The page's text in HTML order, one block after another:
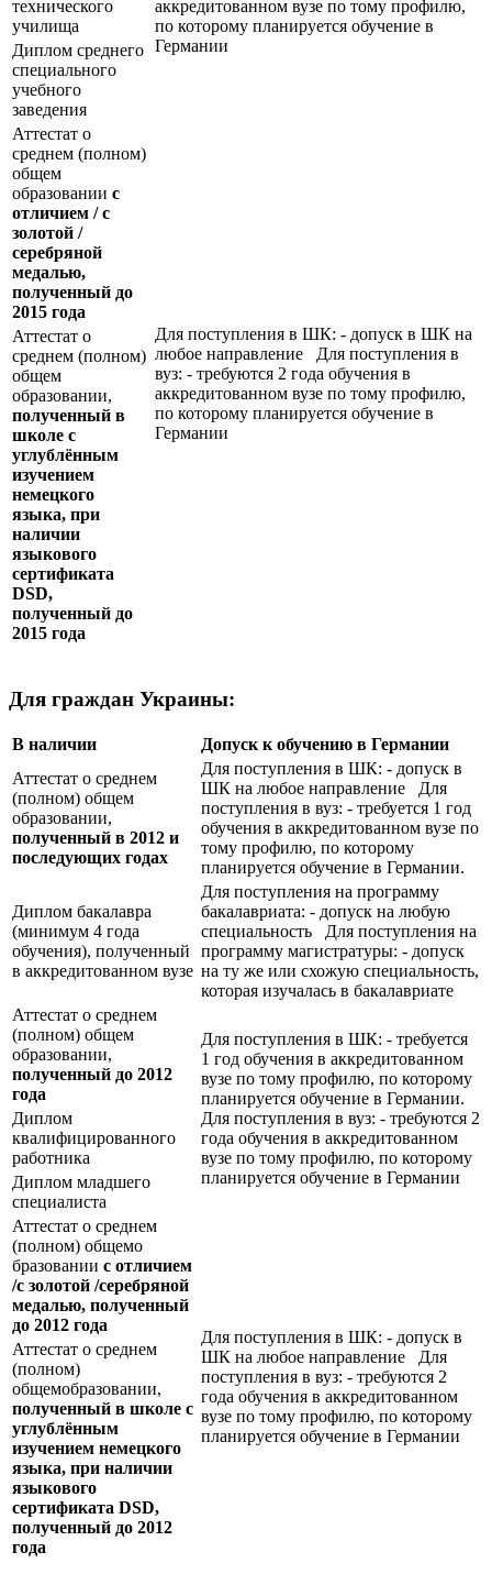
аккредитованном вузе по тому профилю,
по которому планируется обучение в
Германии
технического
училища
Диплом среднего
специального
учебного
заведения
Аттестат о
среднем (полном)
общем
образовании с
отличием / с
золотой /
серебряной
медалью,
полученный до
2015 года
Для поступления в ШК: - допуск в ШК на
любое направление Для поступления в
вуз: - требуются 2 года обучения в
аккредитованном вузе по тому профилю,
по которому планируется обучение в
Германии
Аттестат о
среднем (полном)
общем
образовании,
полученный в
школе с
углублённым
изучением
немецкого
языка, при
наличии
языкового
сертификата
DSD,
полученный до
2015 года
Для граждан Украины:
В наличии
Допуск к обучению в Германии
Аттестат о среднем
(полном) общем
образовании,
полученный в 2012 и
последующих годах
Для поступления в ШК: - допуск в
ШК на любое направление Для
поступления в вуз: - требуется 1 год
обучения в аккредитованном вузе по
тому профилю, по которому
планируется обучение в Германии.
Диплом бакалавра
(минимум 4 года
обучения), полученный
в аккредитованном вузе
Для поступления на программу
бакалавриата: - допуск на любую
специальность Для поступления на
программу магистратуры: - допуск
на ту же или схожую специальность,
которая изучалась в бакалавриате
Аттестат о среднем
(полном) общем
образовании,
полученный до 2012
года
Для поступления в ШК: - требуется
1 год обучения в аккредитованном
вузе по тому профилю, по которому
планируется обучение в Германии.
Для поступления в вуз: - требуются 2
года обучения в аккредитованном
вузе по тому профилю, по которому
планируется обучение в Германии
Диплом
квалифицированного
работника
Диплом младшего
специалиста
Аттестат о среднем
(полном) общемо
бразовании с отличием
/с золотой /серебряной
медалью, полученный
до 2012 года
Для поступления в ШК: - допуск в
ШК на любое направление Для
поступления в вуз: - требуются 2
года обучения в аккредитованном
вузе по тому профилю, по которому
планируется обучение в Германии
Аттестат о среднем
(полном)
общемобразовании,
полученный в школе с
углублённым
изучением немецкого
языка, при наличии
языкового
сертификата DSD,
полученный до 2012
года